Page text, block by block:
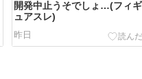
開発中止うそでしょ…(フィギ
ュアスレ)
昨日